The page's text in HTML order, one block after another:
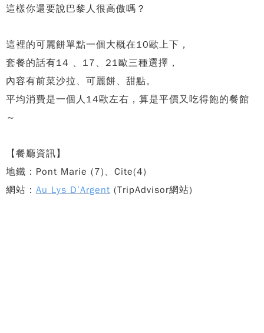
這樣你還要說巴黎人很高傲嗎？
這裡的可麗餅單點一個大概在10歐上下，
套餐的話有14 、17、21歐三種選擇，
內容有前菜沙拉、可麗餅、甜點。
平均消費是一個人14歐左右，算是平價又吃得飽的餐館
～
【餐廳資訊】
地鐵：Pont Marie (7)、Cite(4)
網站： Au Lys D’Argent (TripAdvisor網站)